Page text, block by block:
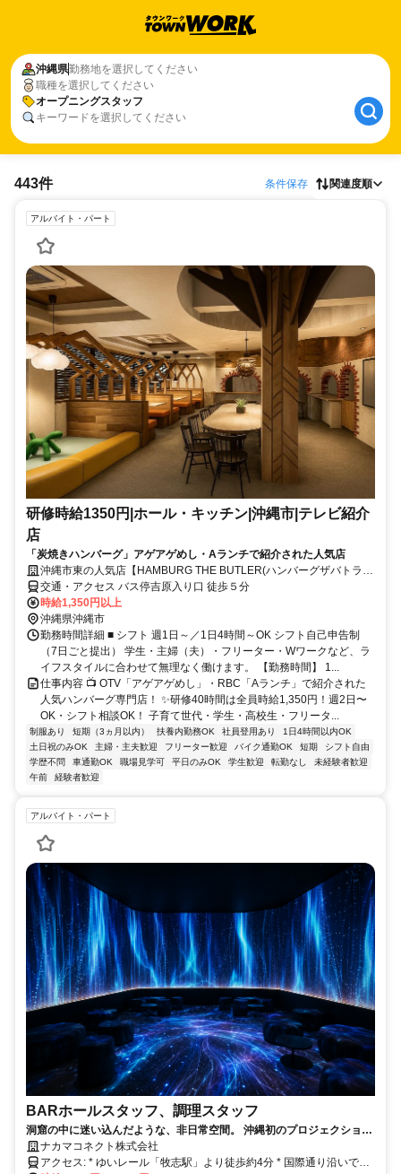
沖縄県勤務地を選択してください
職種を選択してください
オープニングスタッフ
キーワードを選択してください
443件 条件保存 関連度順
アルバイト・パート
研修時給1350円|ホール・キッチン|沖縄市|テレビ紹介
店
「炭焼きハンバーグ」アゲアゲめし・Aランチで紹介された人気店
沖縄市東の人気店【HAMBURG THE BUTLER(ハンバーグザバトラ
ー)】
交通・アクセス バス停吉原入り口 徒歩５分
時給1,350円以上
沖縄県沖縄市
勤務時間詳細 ■ シフト 週1日～／1日4時間～OK シフト自己申告制
（7日ごと提出） 学生・主婦（夫）・フリーター・Wワークなど、ラ
イフスタイルに合わせて無理なく働けます。 【勤務時間】 1...
仕事内容 📺 OTV「アゲアゲめし」・RBC「Aランチ」で紹介された
人気ハンバーグ専門店！ ✨研修40時間は全員時給1,350円！週2日〜
OK・シフト相談OK！ 子育て世代・学生・高校生・フリータ...
制服あり 短期（3ヵ月以内） 扶養内勤務OK 社員登用あり
1日4時間以内OK
土日祝のみOK
主婦・主夫歓迎 フリーター歓迎 バイク通勤OK 短期
シフト自由
学歴不問
車通勤OK 職場見学可 平日のみOK 学生歓迎 転勤なし
未経験者歓迎
午前
経験者歓迎
アルバイト・パート
BARホールスタッフ、調理スタッフ
洞窟の中に迷い込んだような、非日常空間。 沖縄初のプロジェクション
マッピングBARで、 オープニングスタッフを募集します。 未経験でも
時給2,000円スタート。
ナカマコネクト株式会社
アクセス: * ゆいレール「牧志駅」より徒歩約4分 * 国際通り沿いで通